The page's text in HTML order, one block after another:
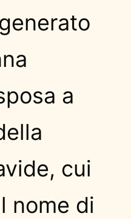
a
cui
nome di